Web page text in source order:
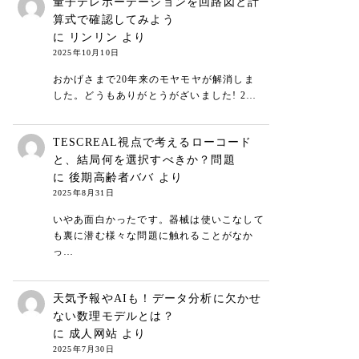
算式で確認してみよう
に
リンリン より
2025年10月10日
おかげさまで20年来のモヤモヤが解消しま
した。どうもありがとうがざいました! 2…
TESCREAL視点で考えるローコード
と、結局何を選択すべきか？問題
に後期高齢者ババ より
2025年8月31日
いやあ面白かったです。器械は使いこなして
も裏に潜む様々な問題に触れることがなか
っ…
天気予報やAIも！データ分析に欠かせ
ない数理モデルとは？
に 成人网站 より
2025年7月30日